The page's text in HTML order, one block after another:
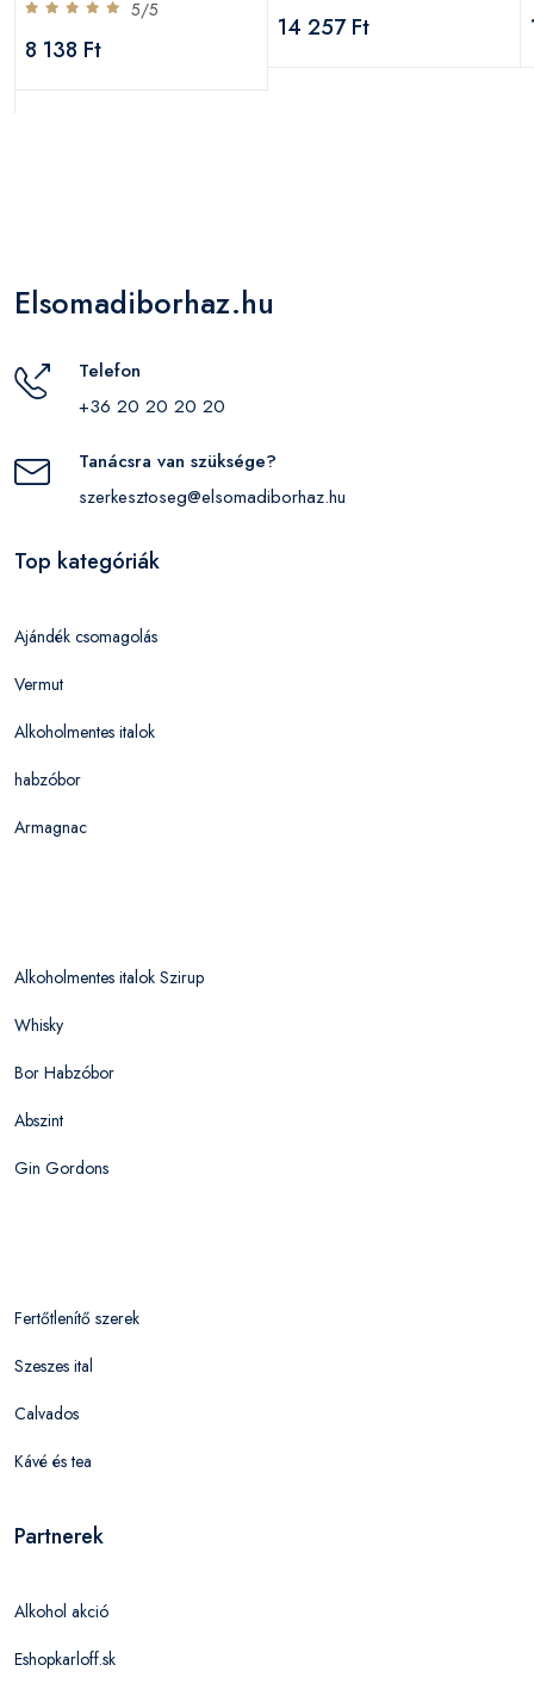
5/5
8 138 Ft
14 257 Ft
Elsomadiborhaz.hu
Telefon
+36 20 20 20 20
Tanácsra van szüksége?
szerkesztoseg@elsomadiborhaz.hu
Top kategóriák
Ajándék csomagolás
Vermut
Alkoholmentes italok
habzóbor
Armagnac
Alkoholmentes italok Szirup
Whisky
Bor Habzóbor
Abszint
Gin Gordons
Fertőtlenítő szerek
Szeszes ital
Calvados
Kávé és tea
Partnerek
Alkohol akció
Eshopkarloff.sk